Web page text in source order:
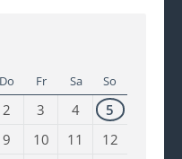
Do Fr Sa So
2 3 4
5
9 10 11
12